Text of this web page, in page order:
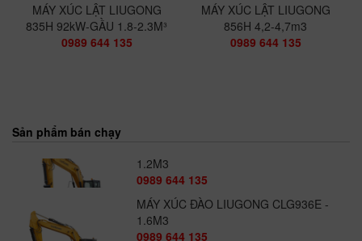
MÁY XÚC LẬT LIUGONG
835H 92kW-GẦU 1.8-2.3M³
0989 644 135
MÁY XÚC LẬT LIUGONG
856H 4,2-4,7m3
0989 644 135
Sản phẩm bán chạy
0989 644 135
MÁY XÚC ĐÀO LIUGONG CLG936E -
1.6M3
0989 644 135